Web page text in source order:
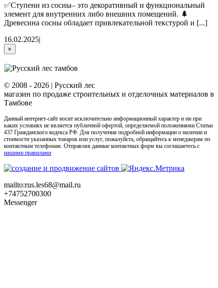
✅Ступени из сосны– это декоративный и функциональный
элемент для внутренних либо внешних помещений. 🌲
Древесина сосны обладает привлекательной текстурой и [...]
16.02.2025|
Close
product
quick
view
×
© 2008 - 2026 | Русский лес
магазин по продаже строительных и отделочных материалов в
Тамбове
Данный интернет-сайт носит исключительно информационный характер и ни при
каких условиях не является публичной офертой, определяемой положениями Статьи
437 Гражданского кодекса РФ. Для получения подробной информации о наличии и
стоимости указанных товаров или услуг, пожалуйста, обращайтесь к менеджерам по
контактным телефонам. Отправляя данные контактных форм вы соглашаетесь с
нашими правилами
mailto:rus.les68@mail.ru
+74752700300
Messenger